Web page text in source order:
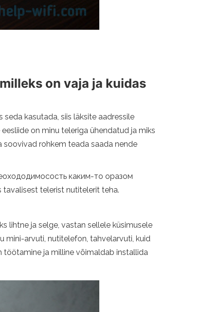
on vaja ja kuidas
kasutada, siis läksite aadressile
on minu teleriga ühendatud ja miks
soovivad rohkem teada saada nende
каким-то оразом
tavalisest telerist nutitelerit teha.
lihtne ja selge, vastan sellele küsimusele
mini-arvuti, nutitelefon, tahvelarvuti, kuid
töötamine ja milline võimaldab installida